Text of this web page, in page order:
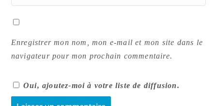
Enregistrer mon nom, mon e-mail et mon site dans le
navigateur pour mon prochain commentaire.
Oui, ajoutez-moi à votre liste de diffusion.